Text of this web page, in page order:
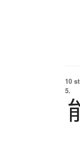
10
5.